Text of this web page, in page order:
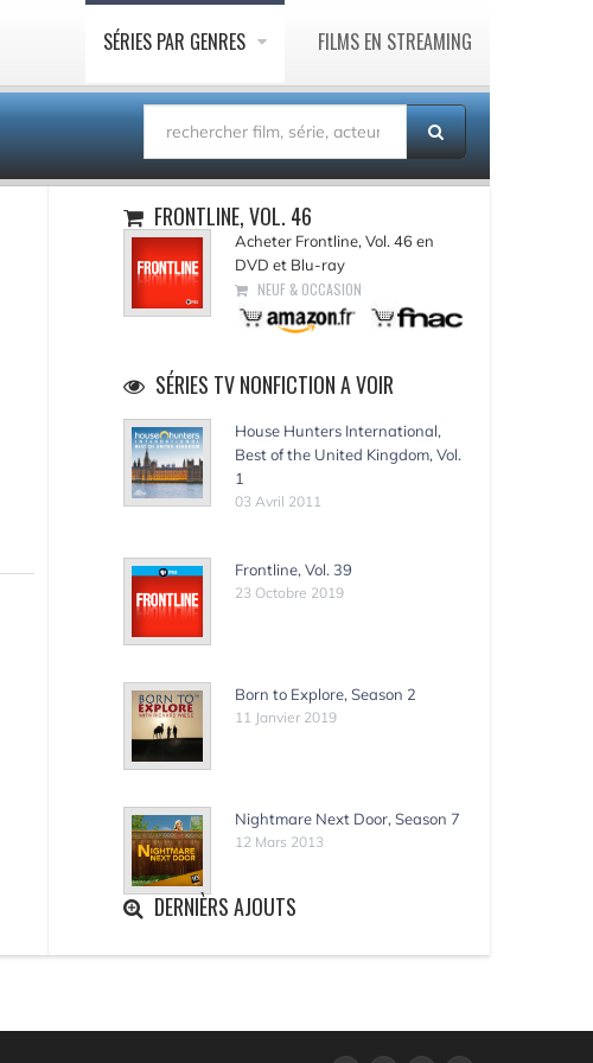
SÉRIES PAR GENRES FILMS EN STREAMING
FRONTLINE, VOL. 46
Acheter Frontline, Vol. 46 en
DVD et Blu-ray
NEUF & OCCASION
SÉRIES TV NONFICTION A VOIR
House Hunters International,
Best of the United Kingdom, Vol.
1
03 Avril 2011
Frontline, Vol. 39
23 Octobre 2019
Born to Explore, Season 2
11 Janvier 2019
Nightmare Next Door, Season 7
12 Mars 2013
DERNIÈRS AJOUTS